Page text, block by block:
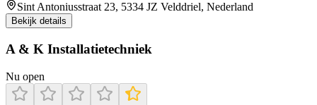
Sint Antoniusstraat 23, 5334 JZ Velddriel, Nederland
Bekijk details
A & K Installatietechniek
Nu open